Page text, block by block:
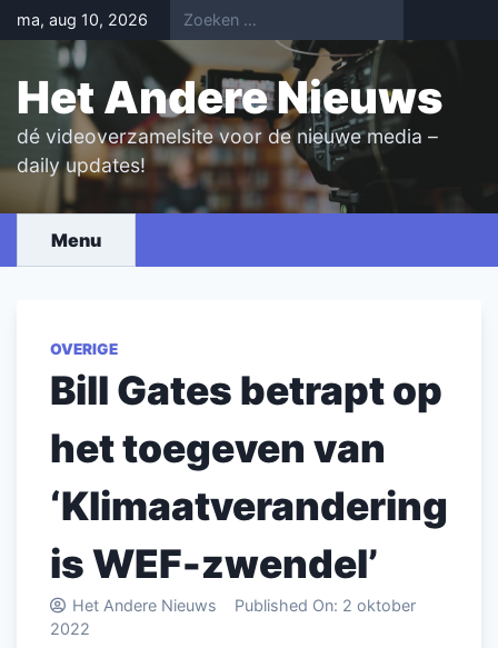
Skip
to
content
ma, aug 10, 2026
Het Andere Nieuws
dé videoverzamelsite voor de nieuwe media –
daily updates!
Menu
OVERIGE
Bill Gates betrapt op
het toegeven van
‘Klimaatverandering
is WEF-zwendel’
Het Andere Nieuws Published On: 2 oktober
2022